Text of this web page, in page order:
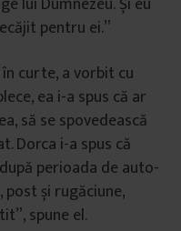
pentru ei.”
curte, a vorbit cu
ea i-a spus că ar
să se spovedească
Dorca i-a spus că
perioada de auto-
post și rugăciune,
spune el.